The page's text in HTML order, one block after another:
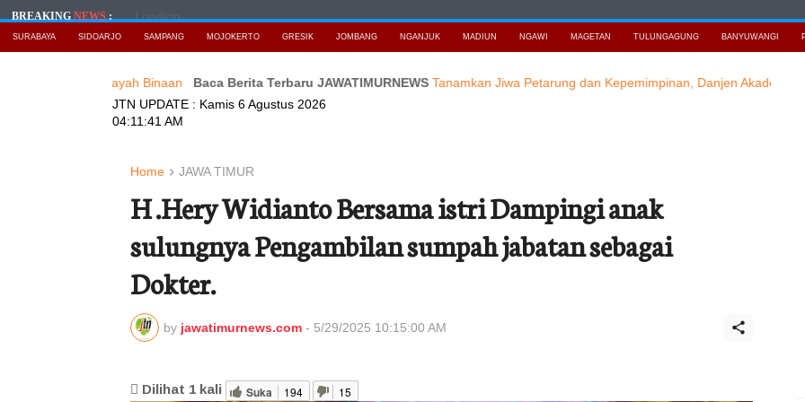
BREAKINGNEWS: Loading...
SURABAYA SIDOARJO SAMPANG MOJOKERTO GRESIK JOMBANG NGANJUK MADIUN NGAWI MAGETAN TULUNGAGUNG BANYUWANGI
di Wilayah Binaan Baca Berita Terbaru JAWATIMURNEWS Tanamkan Jiwa Petarung dan Kepemimpinan, Danjen Akademi TNI Tinjau
JTN UPDATE : Kamis 6 Agustus 2026
04:11:43 AM
Home JAWA TIMUR
H .Hery Widianto Bersama istri Dampingi anak
sulungnya Pengambilan sumpah jabatan sebagai
Dokter.
by jawatimurnews.com - 5/29/2025 10:15:00 AM
Dilihat 1 kali Suka 194 15